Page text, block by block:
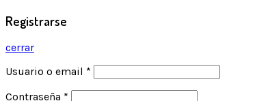
Registrarse
cerrar
Usuario o email *
Contraseña *